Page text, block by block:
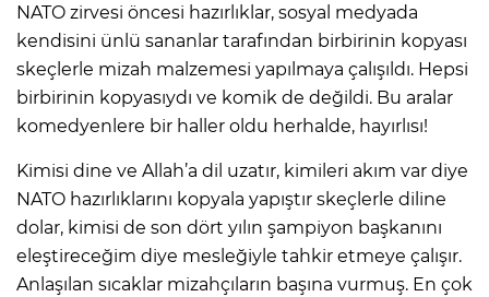
NATO zirvesi öncesi hazırlıklar, sosyal medyada
kendisini ünlü sananlar tarafından birbirinin kopyası
skeçlerle mizah malzemesi yapılmaya çalışıldı. Hepsi
birbirinin kopyasıydı ve komik de değildi. Bu aralar
komedyenlere bir haller oldu herhalde, hayırlısı!
Kimisi dine ve Allah’a dil uzatır, kimileri akım var diye
NATO hazırlıklarını kopyala yapıştır skeçlerle diline
dolar, kimisi de son dört yılın şampiyon başkanını
eleştireceğim diye mesleğiyle tahkir etmeye çalışır.
Anlaşılan sıcaklar mizahçıların başına vurmuş. En çok